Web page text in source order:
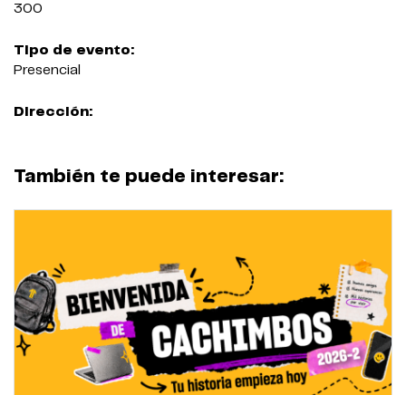
300
Tipo de evento:
Presencial
Dirección:
También te puede interesar: